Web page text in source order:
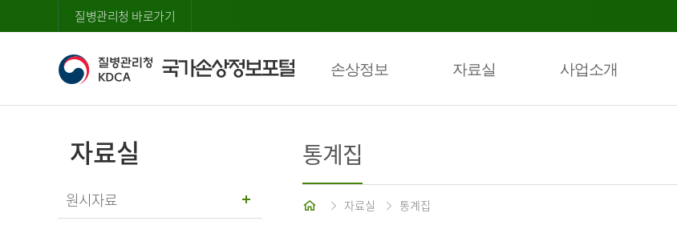
질병관리청 바로가기
손상정보 자료실 사업소개
자료실
원시자료
통계집
홈 자료실 통계집